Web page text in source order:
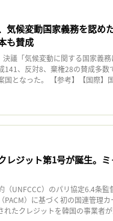
気候変動国家義務を認め
も賛成
議「気候変動に関する国家義
141、反対8、棄権28の賛成多
国となった。 【参考】【国際】
レジット第1号が誕生。
UNFCCC）のパリ協定6.4条監
PACM）に基づく初の国連管理
れたクレジットを韓国の事業者